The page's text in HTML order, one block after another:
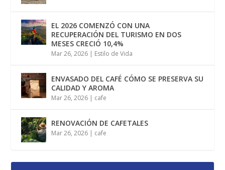
EL 2026 COMENZÓ CON UNA
RECUPERACIÓN DEL TURISMO EN DOS
MESES CRECIÓ 10,4%
Mar 26, 2026 | Estilo de Vida
ENVASADO DEL CAFÉ CÓMO SE PRESERVA SU
CALIDAD Y AROMA
Mar 26, 2026 | cafe
RENOVACIÓN DE CAFETALES
Mar 26, 2026 | cafe